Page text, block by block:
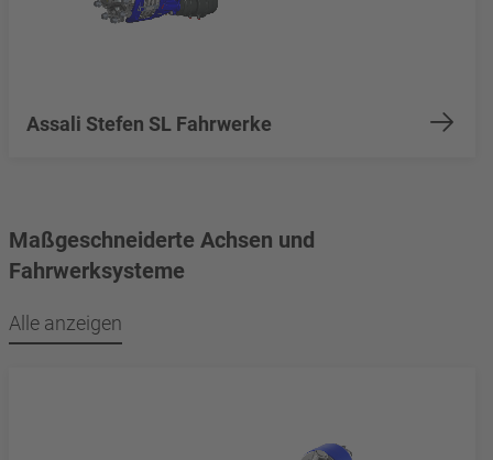
Assali Stefen SL Fahrwerke
Maßgeschneiderte Achsen und
Fahrwerksysteme
Alle anzeigen